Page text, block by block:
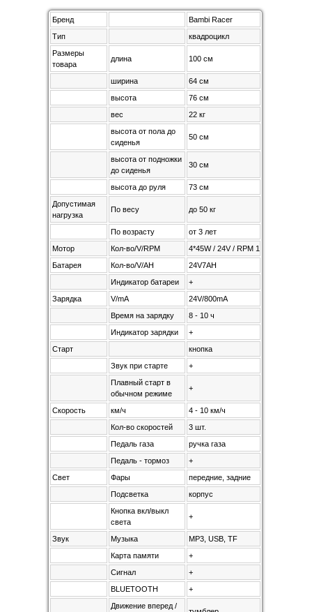
Бренд
Bambi Racer
Тип
квадроцикл
Размеры
товара
длина 100 см
ширина
64 см
высота
76 см
вес
22 кг
высота от пола до
сиденья
50 см
высота от подножки
до сиденья
30 cм
высота до руля
73 см
Допустимая
нагрузка
По весу до 50 кг
По возрасту
от 3 лет
Мотор
Кол-во/V/RPM
4*45W / 24V / RPM 13500
Батарея
Кол-во/V/AH
24V7AH
Индикатор батареи
+
Зарядка
V/mA
24V/800mA
Время на зарядку
8 - 10 ч
Индикатор зарядки
+
Старт
кнопка
Звук при старте
+
Плавный старт в
обычном режиме
+
Скорость км/ч
4 - 10 км/ч
Кол-во скоростей
3 шт.
Педаль газа
ручка газа
Педаль - тормоз
+
Свет
Фары
передние, задние
Подсветка
корпус
Кнопка вкл/выкл
света
+
Звук Музыка
MP3, USB, TF
Карта памяти
+
Сигнал
+
BLUETOOTH
+
Движение вперед /